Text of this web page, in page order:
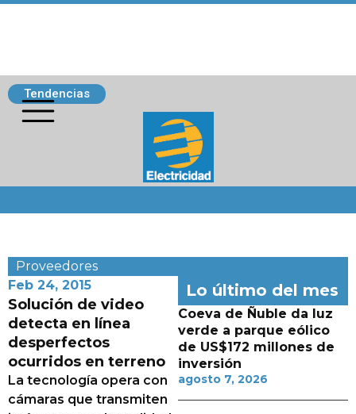
Tendencias
Proveedores
Feb 24, 2015
Solución de video
detecta en línea
desperfectos
ocurridos en terreno
La tecnología opera con
cámaras que transmiten
Lo último del mes
Coeva de Ñuble da luz
verde a parque eólico
de US$172 millones de
inversión
agosto 7, 2026